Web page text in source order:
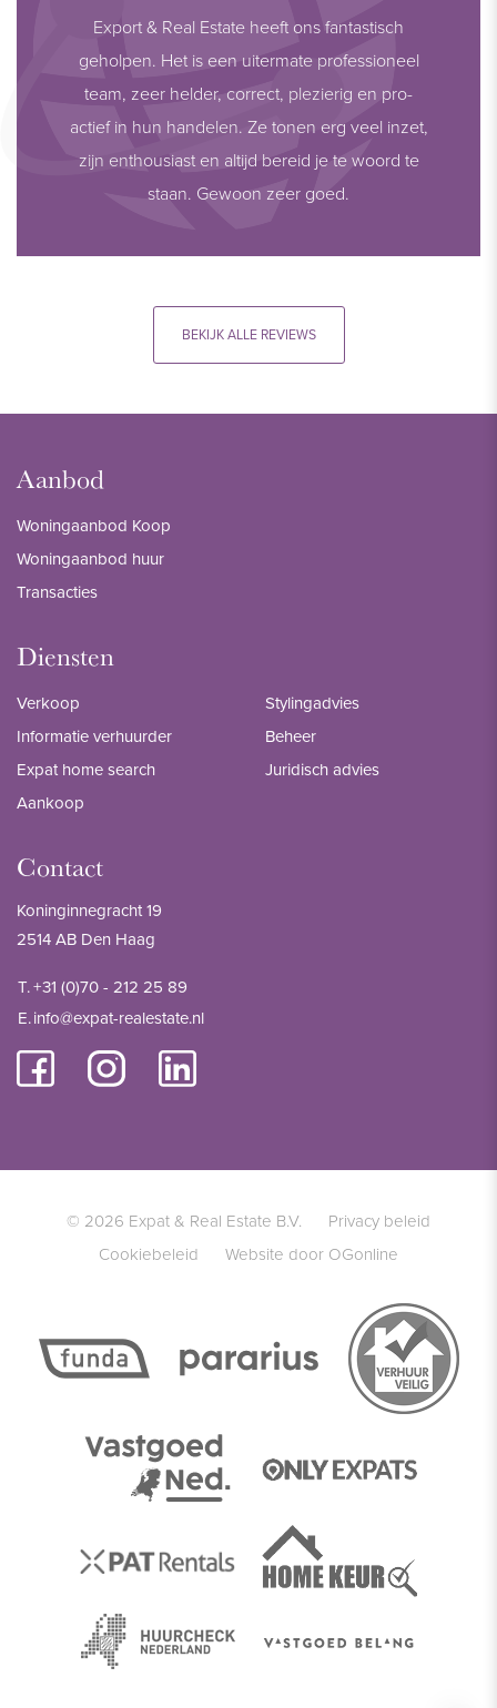
Export & Real Estate heeft ons fantastisch
geholpen. Het is een uitermate professioneel
team, zeer helder, correct, plezierig en pro-
actief in hun handelen. Ze tonen erg veel inzet,
zijn enthousiast en altijd bereid je te woord te
staan. Gewoon zeer goed.
BEKIJK ALLE REVIEWS
Aanbod
Woningaanbod Koop
Woningaanbod huur
Transacties
Diensten
Verkoop
Informatie verhuurder
Expat home search
Aankoop
Stylingadvies
Beheer
Juridisch advies
Contact
Koninginnegracht 19
2514 AB Den Haag
T.+31 (0)70 - 212 25 89
E.info@expat-realestate.nl
© 2026 Expat & Real Estate B.V.
Privacy beleid
Cookiebeleid
Website door OGonline